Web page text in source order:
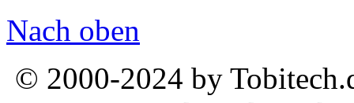
Nach oben
© 2000-2024 by